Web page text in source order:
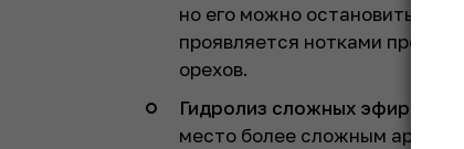
но его можно остановить с
проявляется нотками
орехов.
Гидролиз сложных эфиров.
место более сложным